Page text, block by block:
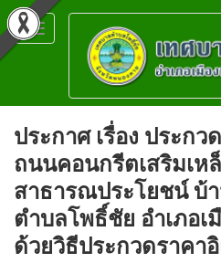
Toggle
navigation
ประกาศ เรื่อง ประกว
ถนนคอนกรีตเสริมเห
สาธารณประโยชน์ บ้
ตำบลโพธิ์ชัย อำเภอเ
ด้วยวิธีประกวดราคา